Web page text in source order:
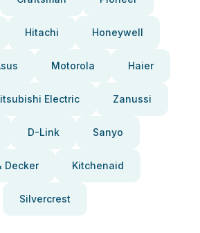
Hitachi Honeywell
Motorola Haier
Electric Zanussi
D-Link Sanyo
Decker Kitchenaid
Silvercrest